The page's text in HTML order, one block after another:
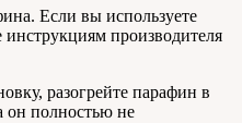
Если вы используете
производителя
разогрейте парафин в
он полностью не